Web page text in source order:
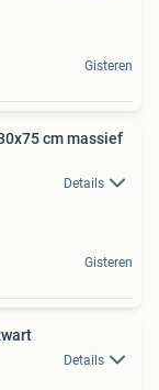
Gisteren
cm massief
Details
Gisteren
Details